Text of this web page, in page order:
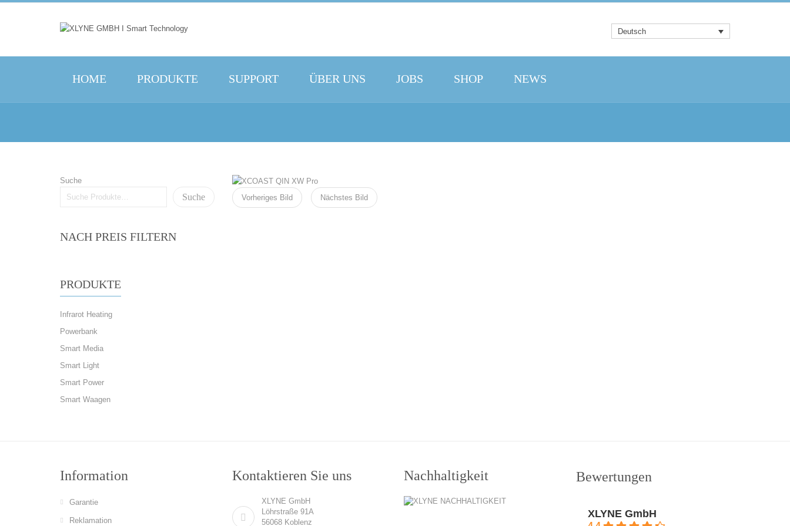
Deutsch
HOME PRODUKTE SUPPORT ÜBER UNS JOBS SHOP NEWS
Suche
Suche
NACH PREIS FILTERN
PRODUKTE
Infrarot Heating
Powerbank
Smart Media
Smart Light
Smart Power
Smart Waagen
Vorheriges Bild Nächstes Bild
Information
Garantie
Reklamation
Kontaktieren Sie uns
XLYNE GmbH
Löhrstraße 91A
56068 Koblenz
Nachhaltigkeit Bewertungen
XLYNE GmbH